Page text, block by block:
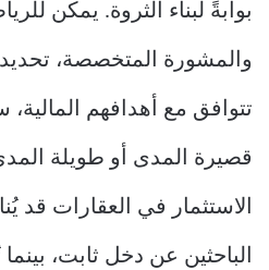
بوابةً لبناء الثروة. يمكن
والمشورة المتخصصة،
تتوافق مع أهدافهم المالية،
قصيرة المدى أو طويلة
الاستثمار في العقارات قد
الباحثين عن دخل ثابت،